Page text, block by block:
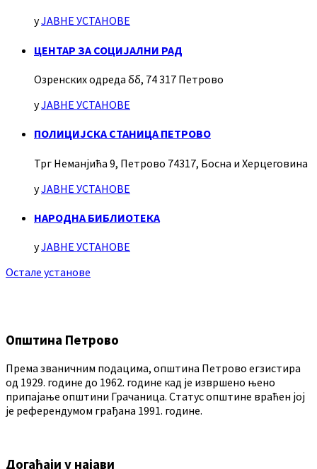
уЈАВНЕ УСТАНОВЕ
ЦЕНТАР ЗА СОЦИЈАЛНИ РАД
Озренских одреда бб, 74 317 Петрово
уЈАВНЕ УСТАНОВЕ
ПОЛИЦИЈСКА СТАНИЦА ПЕТРОВО
Трг Неманјића 9, Петрово 74317, Босна и Херцеговина
уЈАВНЕ УСТАНОВЕ
НАРОДНА БИБЛИОТЕКА
уЈАВНЕ УСТАНОВЕ
Остале установе
Општина Петрово
Према званичним подацима, општина Петрово егзистира
од 1929. године до 1962. године кад је извршено њено
припајање општини Грачаница. Статус општине враћен јој
је референдумом грађана 1991. године.
Догађаји у најави